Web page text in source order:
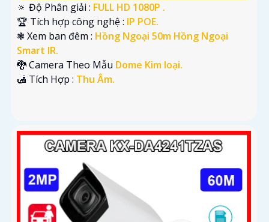
🔅 Độ Phân giải : FULL HD 1080P .
🏆 Tích hợp công nghệ : IP POE.
❃ Xem ban đêm : Hồng Ngoại 50m Hồng Ngoại
Smart IR.
🐉️ Camera Theo Mẫu Dome Kim loại.
️🛃 Tích Hợp : Thu Âm.